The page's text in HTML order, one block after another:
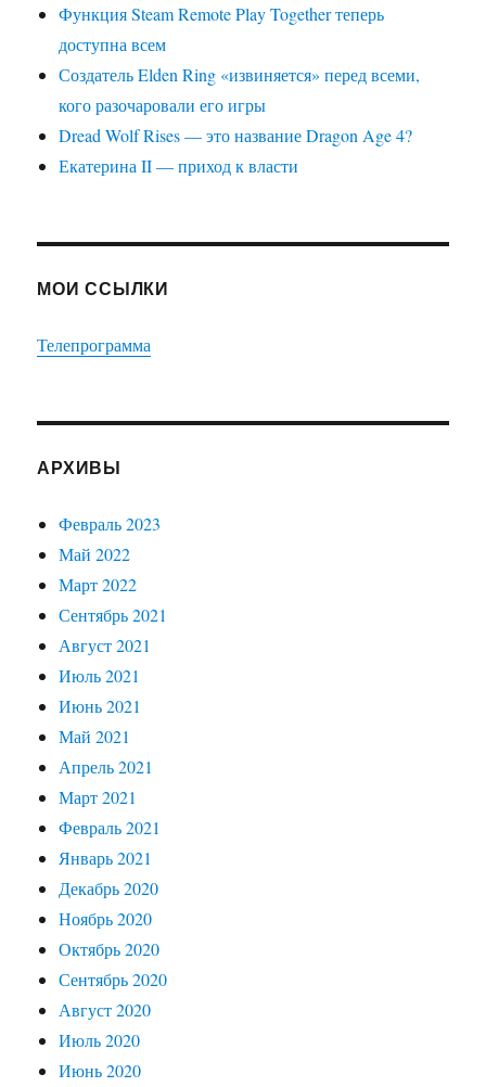
Функция Steam Remote Play Together теперь
доступна всем
Создатель Elden Ring «извиняется» перед всеми,
кого разочаровали его игры
Dread Wolf Rises — это название Dragon Age 4?
Екатерина II — приход к власти
МОИ ССЫЛКИ
Телепрограмма
АРХИВЫ
Февраль 2023
Май 2022
Март 2022
Сентябрь 2021
Август 2021
Июль 2021
Июнь 2021
Май 2021
Апрель 2021
Март 2021
Февраль 2021
Январь 2021
Декабрь 2020
Ноябрь 2020
Октябрь 2020
Сентябрь 2020
Август 2020
Июль 2020
Июнь 2020